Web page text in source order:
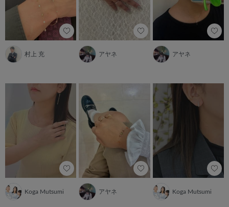
村上 充 アヤネ アヤネ
Koga Mutsumi アヤネ Koga Mutsumi